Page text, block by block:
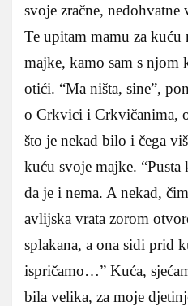
svoje zračne, nedohvatne
Te upitam mamu za kuću
majke, kamo sam s njom
otići. “Ma ništa, sine”,
o Crkvici i Crkvičanima,
što je nekad bilo i čega
kuću svoje majke. “Pusta
da je i nema. A nekad,
avlijska vrata zorom
splakana, a ona sidi prid
ispričamo…” Kuća,
bila velika, za moje